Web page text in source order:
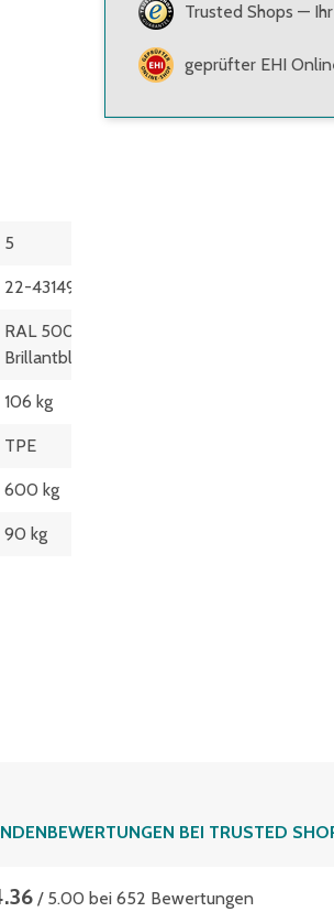
5
22-43149
RAL 5007
Brillantblau
106 kg
TPE
600 kg
90 kg
Trusted Shops —
geprüfter EHI
BEI TRUSTED
/ 5.00 bei 652 Bewertungen